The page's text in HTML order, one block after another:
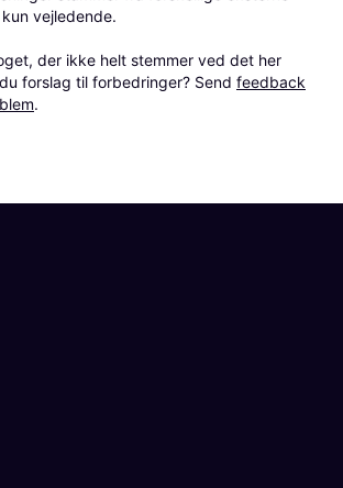
vejledende.
der ikke helt stemmer ved det her
forslag til forbedringer? Send feedback
.